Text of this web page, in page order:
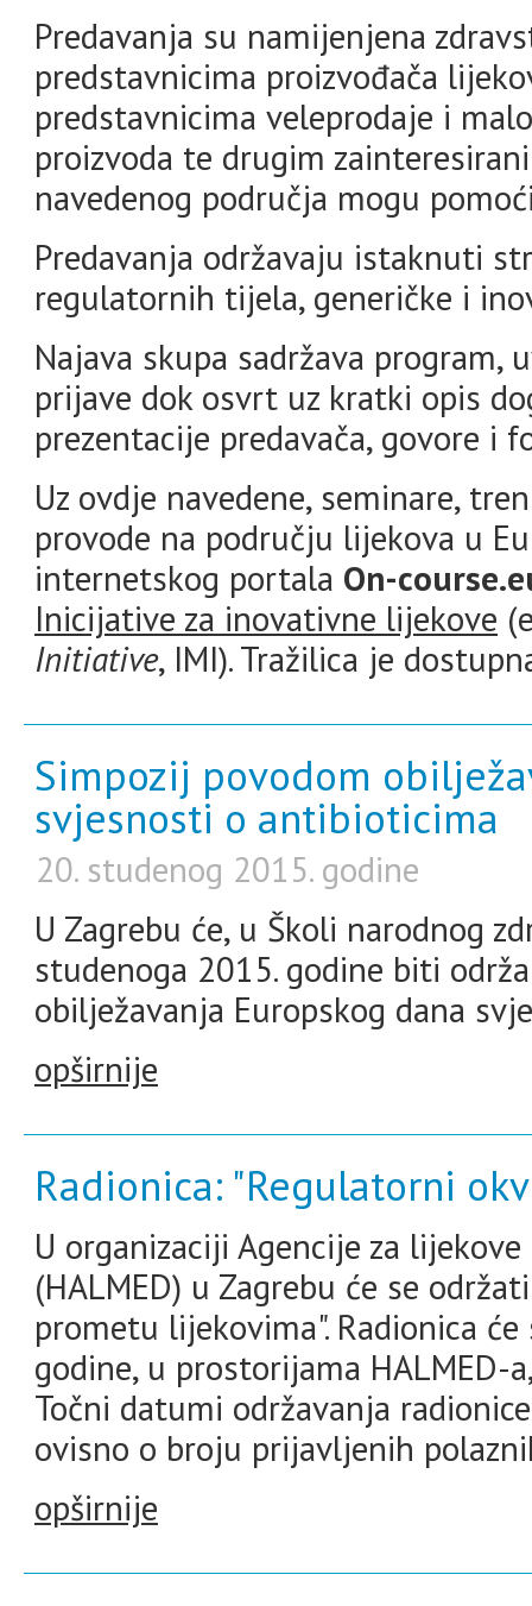
Predavanja su namijenjena
predstavnicima proizvođača
predstavnicima veleprodaje i
proizvoda te drugim
navedenog područja mogu
Predavanja održavaju istaknuti
regulatornih tijela, generičke i
Najava skupa sadržava program,
prijave dok osvrt uz kratki opis
prezentacije predavača, govore i
Uz ovdje navedene, seminare,
provode na području lijekova u
internetskog portala On-
Inicijative za inovativne lijekove
Initiative, IMI). Tražilica je
Simpozij povodom
svjesnosti o antibioticima
20. studenog 2015. godine
U Zagrebu će, u Školi narodnog
studenoga 2015. godine biti
obilježavanja Europskog dana
opširnije
Radionica: "Regulatorni
U organizaciji Agencije za
(HALMED) u Zagrebu će se
prometu lijekovima". Radionica
godine, u prostorijama HALMED-
Točni datumi održavanja
ovisno o broju prijavljenih
opširnije